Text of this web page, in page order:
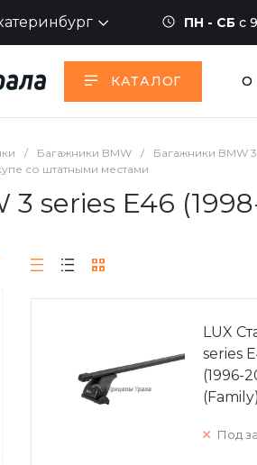
ПН - СБ с
КАТАЛОГ О
/ Багажники BMW / Багажники BMW 3
со штатными местами
3 series E46
LUX
series
(1996-
Под